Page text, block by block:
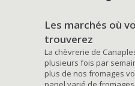
Les marchés où
trouverez
La chèvrerie de
plusieurs fois par
plus de nos fromages